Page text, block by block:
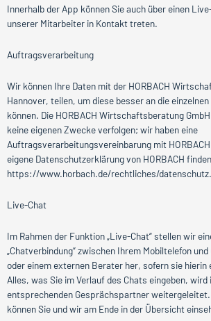
Innerhalb der App können Sie auch über einen
unserer Mitarbeiter in Kontakt treten.
Auftragsverarbeitung
Wir können Ihre Daten mit der HORBACH
Hannover, teilen, um diese besser an die
können. Die HORBACH Wirtschaftsberatung
keine eigenen Zwecke verfolgen; wir haben eine
Auftragsverarbeitungsvereinbarung mit
eigene Datenschutzerklärung von HORBACH
https://www.horbach.de/rechtliches/
Live-Chat
Im Rahmen der Funktion „Live-Chat“ stellen wir
„Chatverbindung“ zwischen Ihrem Mobiltelefon
oder einem externen Berater her, sofern sie hierin
Alles, was Sie im Verlauf des Chats eingeben,
entsprechenden Gesprächspartner weitergeleitet.
können Sie und wir am Ende in der Übersicht